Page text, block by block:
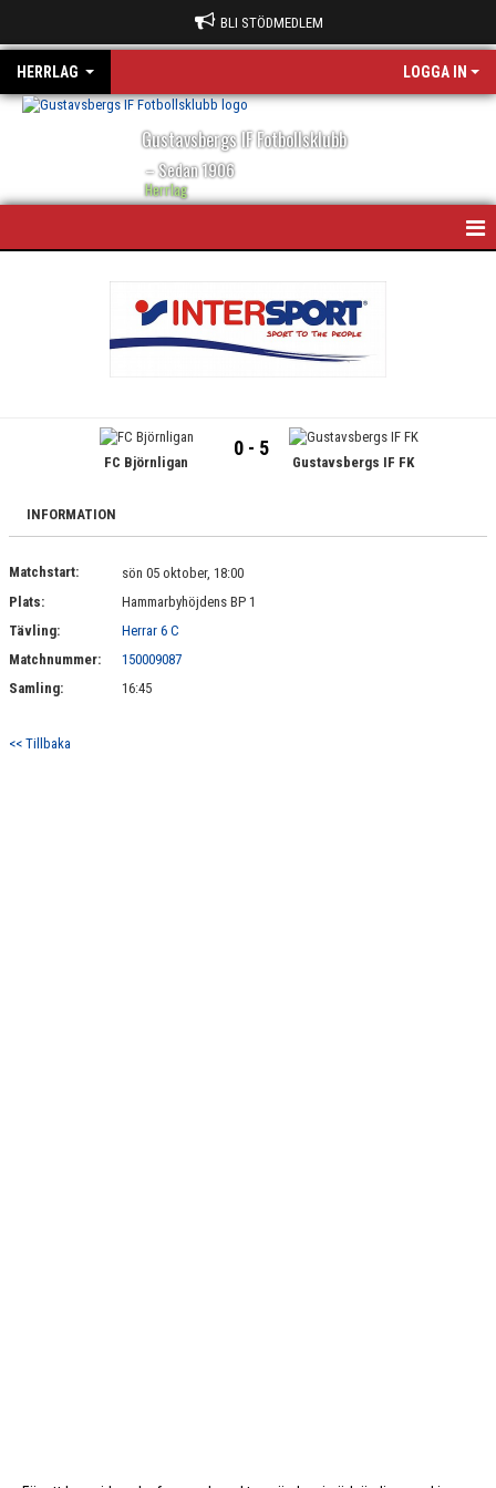
BLI STÖDMEDLEM
HERRLAG LOGGA IN
Gustavsbergs IF Fotbollsklubb
– Sedan 1906
Herrlag
BILDGALLERI
KONTAKT
FC Björnligan
0 - 5
Gustavsbergs IF FK
INFORMATION
Matchstart:
sön 05 oktober, 18:00
Plats:
Hammarbyhöjdens BP 1
Tävling:
Herrar 6 C
Matchnummer:
150009087
Samling:
16:45
<< Tillbaka